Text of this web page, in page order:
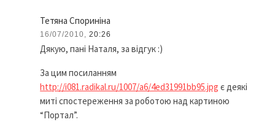
Тетяна Спориніна
16/07/2010, 20:26
Дякую, пані Наталя, за відгук :)
За цим посиланням
http://i081.radikal.ru/1007/a6/4ed31991bb95.jpg є деякі
миті спостереження за роботою над картиною
“Портал”.